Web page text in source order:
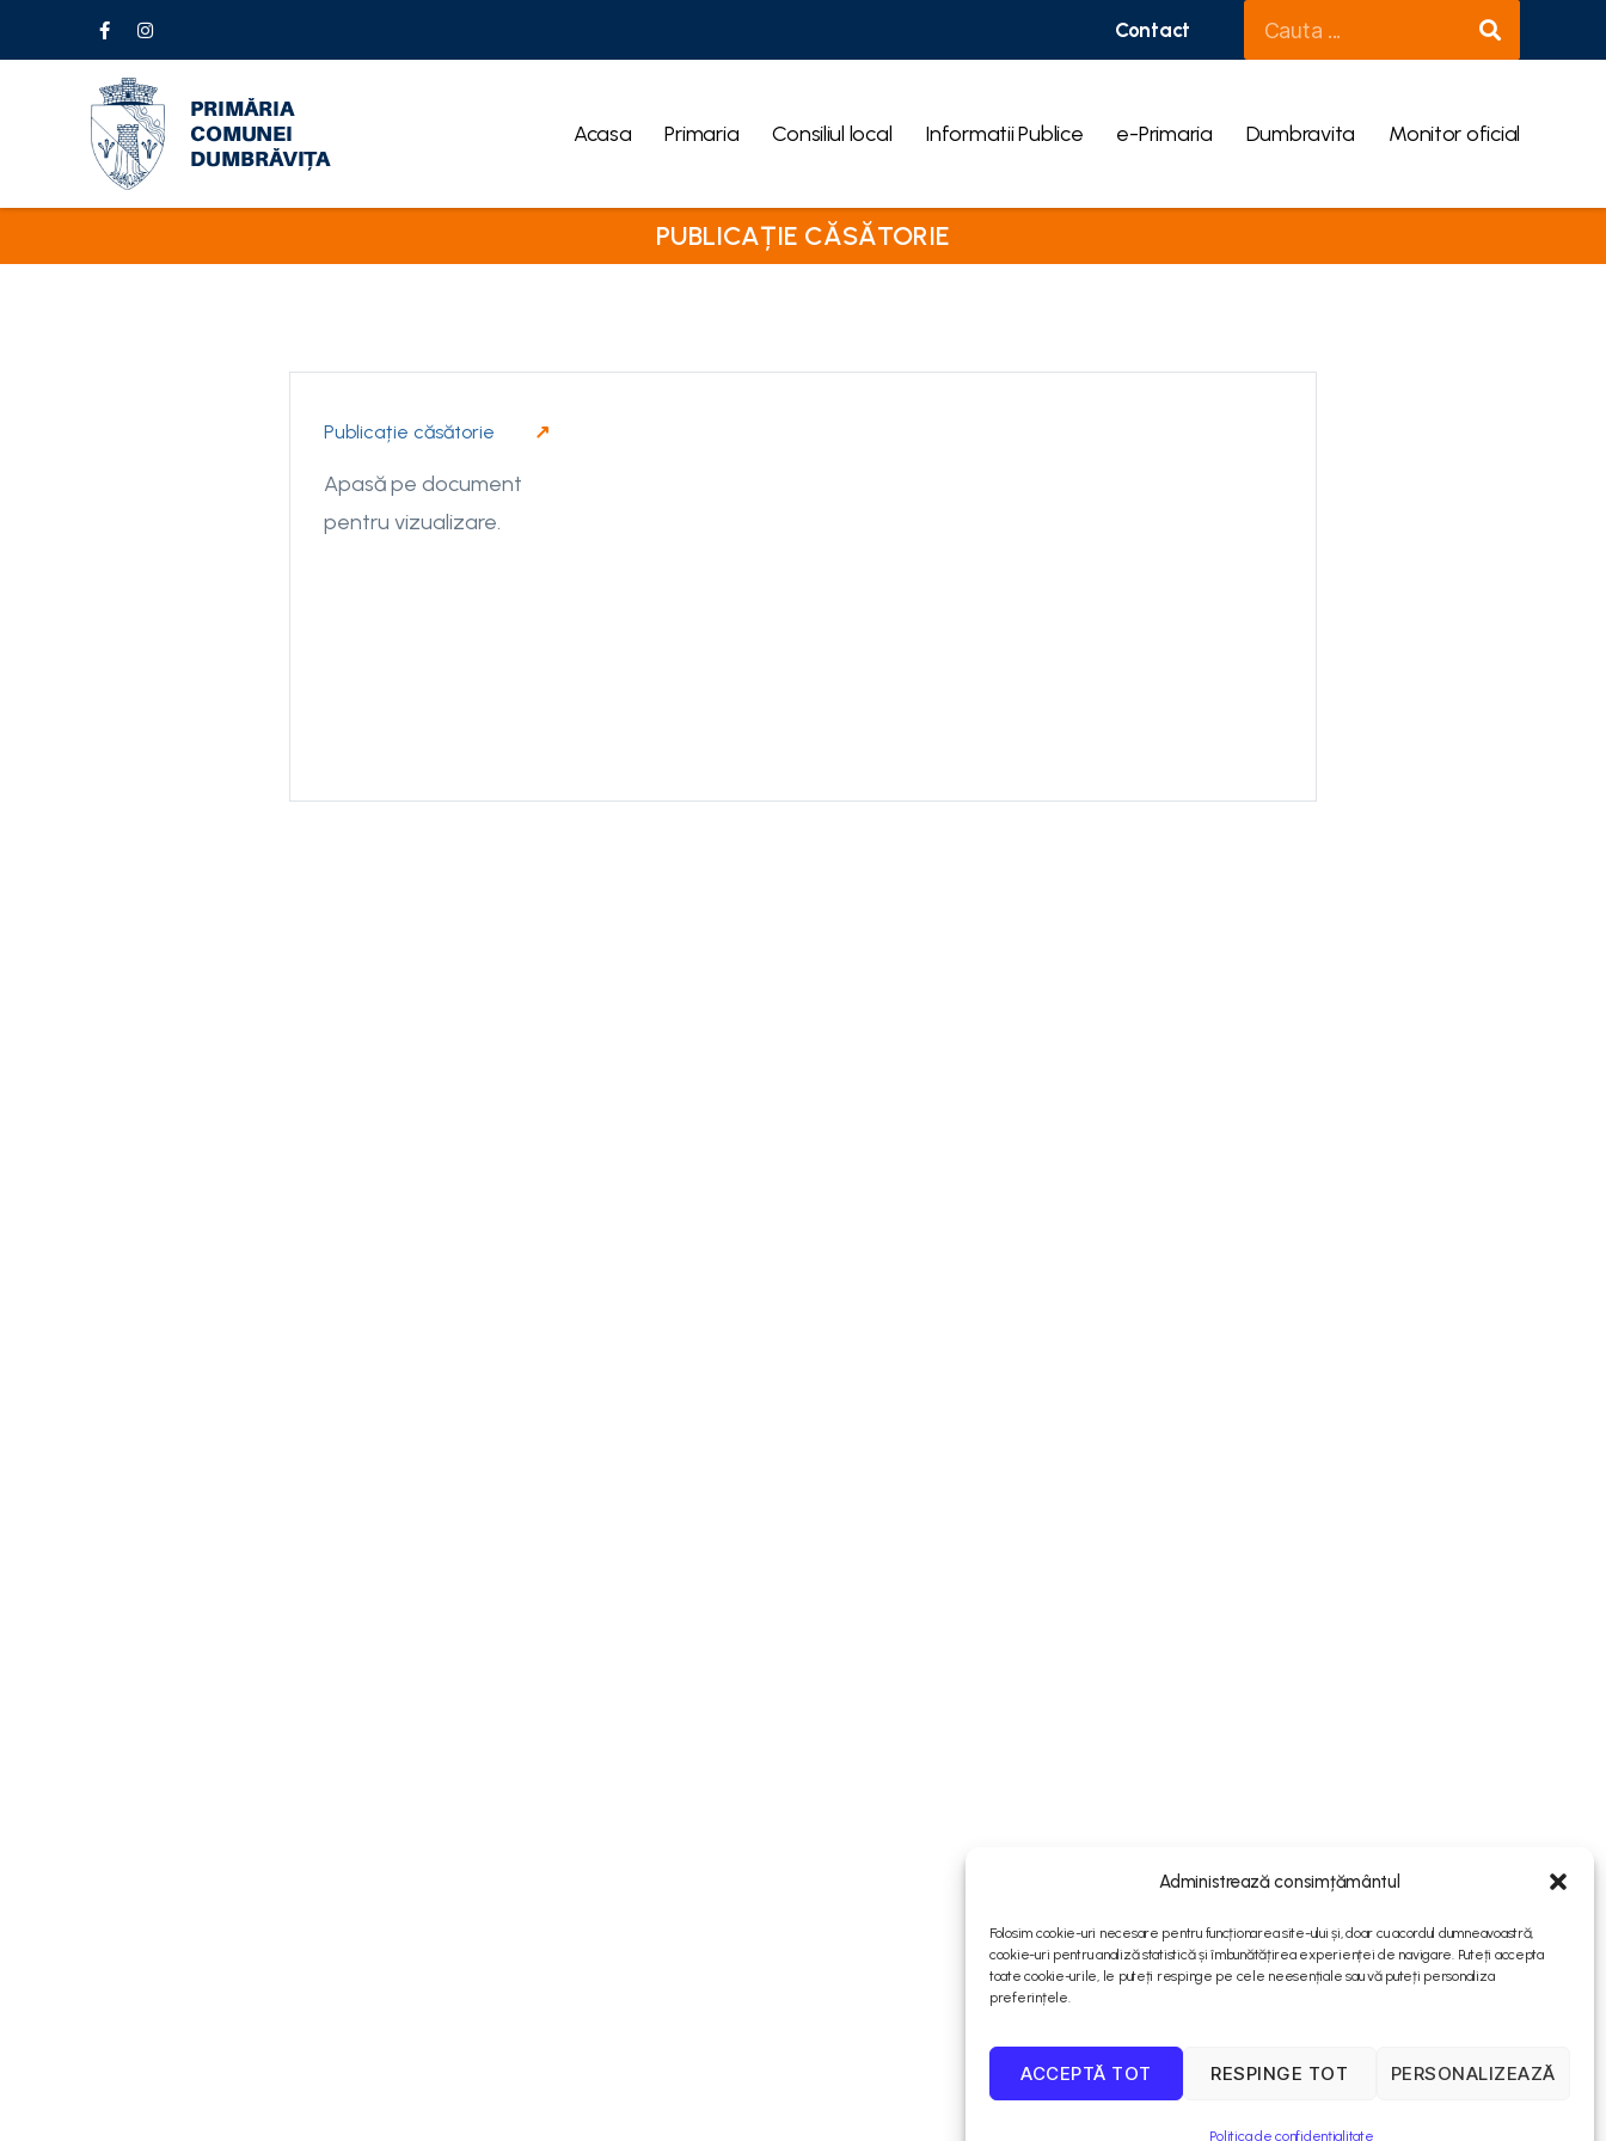
Administrează consimțământul
Folosim cookie-uri necesare pentru funcționarea site-ului și, doar cu acordul dumneavoastră,
cookie-uri pentru analiză statistică și îmbunătățirea experienței de navigare. Puteți accepta
toate cookie-urile, le puteți respinge pe cele neesențiale sau vă puteți personaliza
preferințele.
ACCEPTĂ TOT RESPINGE TOT PERSONALIZEAZĂ
Politica de confidențialitate
Contact
Acasa Primaria Consiliul local Informatii Publice e-Primaria Dumbravita Monitor oficial
PUBLICAȚIE CĂSĂTORIE
Publicație căsătorie
Apasă pe document
pentru vizualizare.